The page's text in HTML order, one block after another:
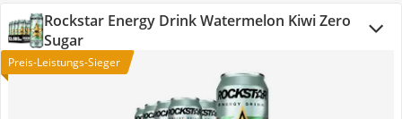
Rockstar Energy Drink Watermelon Kiwi Zero
Sugar
Preis-Leistungs-Sieger